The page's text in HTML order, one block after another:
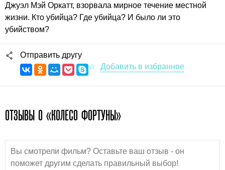
Джуэл Мэй Оркатт, взорвала мирное течение местной
жизни. Кто убийца? Где убийца? И было ли это
убийством?
Отправить другу
ОТЗЫВЫ О «КОЛЕСО ФОРТУНЫ»